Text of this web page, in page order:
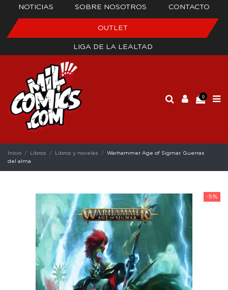
NOTICIAS SOBRE NOSOTROS CONTACTO
OUTLET
LIGA DE LA LEALTAD
0
Inicio Libros Libros y novelas
Warhammer Age of Sigmar. Guerras
del alma
-5%